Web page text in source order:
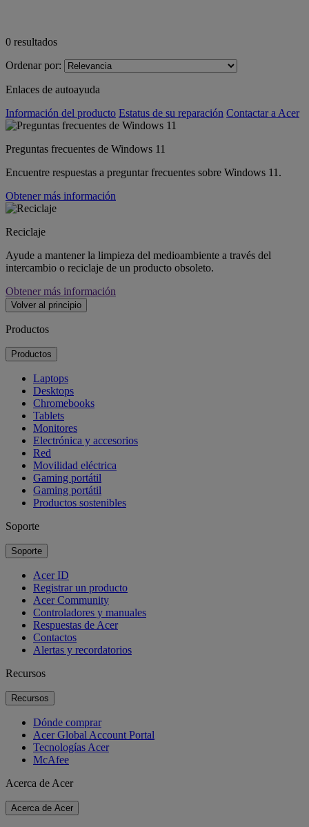
0 resultados
Ordenar por:
Enlaces de autoayuda
Información del producto Estatus de su reparación Contactar a Acer
Preguntas frecuentes de Windows 11
Encuentre respuestas a preguntar frecuentes sobre Windows 11.
Obtener más información
Reciclaje
Ayude a mantener la limpieza del medioambiente a través del
intercambio o reciclaje de un producto obsoleto.
Obtener más información
Volver al principio
Productos
Productos
Laptops
Desktops
Chromebooks
Tablets
Monitores
Electrónica y accesorios
Red
Movilidad eléctrica
Gaming portátil
Gaming portátil
Productos sostenibles
Soporte
Soporte
Acer ID
Registrar un producto
Acer Community
Controladores y manuales
Respuestas de Acer
Contactos
Alertas y recordatorios
Recursos
Recursos
Dónde comprar
Acer Global Account Portal
Tecnologías Acer
McAfee
Acerca de Acer
Acerca de Acer